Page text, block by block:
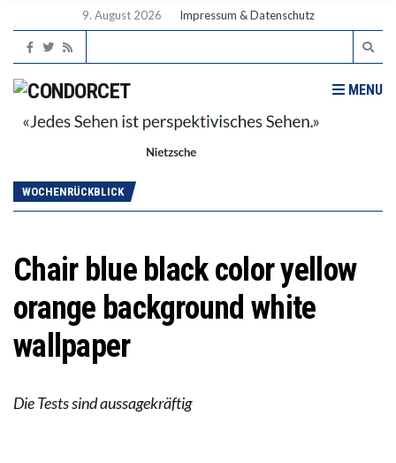
9. August 2026 Impressum & Datenschutz
MENU
WOCHENRÜCKBLICK
Chair blue black color yellow
orange background white
wallpaper
Die Tests sind aussagekräftig